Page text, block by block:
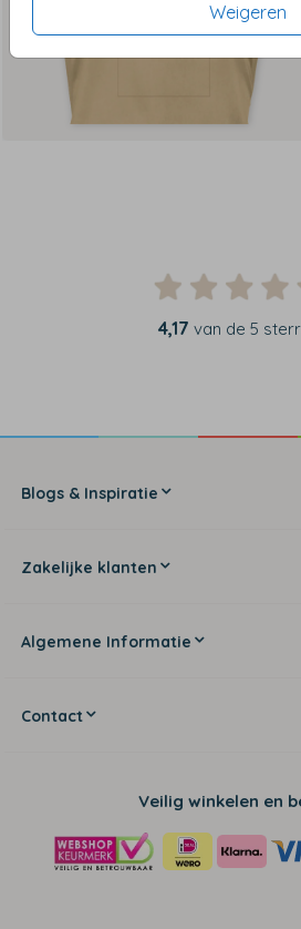
Weigeren
4,17 van de 5
Blogs & Inspiratie
Zakelijke klanten
Algemene Informatie
Contact
Veilig winkelen en